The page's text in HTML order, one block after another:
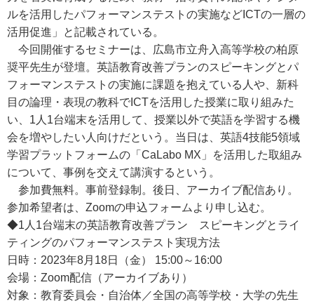
ルを活用したパフォーマンステストの実施などICTの一層の
活用促進」と記載されている。
今回開催するセミナーは、広島市立舟入高等学校の柏原
奨平先生が登壇。英語教育改善プランのスピーキングとパ
フォーマンステストの実施に課題を抱えている人や、新科
目の論理・表現の教科でICTを活用した授業に取り組みた
い、1人1台端末を活用して、授業以外で英語を学習する機
会を増やしたい人向けだという。当日は、英語4技能5領域
学習プラットフォームの「CaLabo MX」を活用した取組み
について、事例を交えて講演するという。
参加費無料。事前登録制。後日、アーカイブ配信あり。
参加希望者は、Zoomの申込フォームより申し込む。
◆1人1台端末の英語教育改善プラン スピーキングとライ
ティングのパフォーマンステスト実現方法
日時：2023年8月18日（金） 15:00～16:00
会場：Zoom配信（アーカイブあり）
対象：教育委員会・自治体／全国の高等学校・大学の先生